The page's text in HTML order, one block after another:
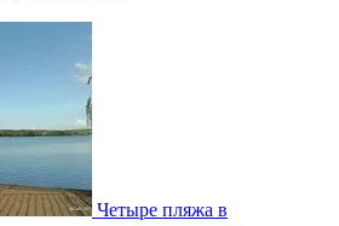
Четыре пляжа в